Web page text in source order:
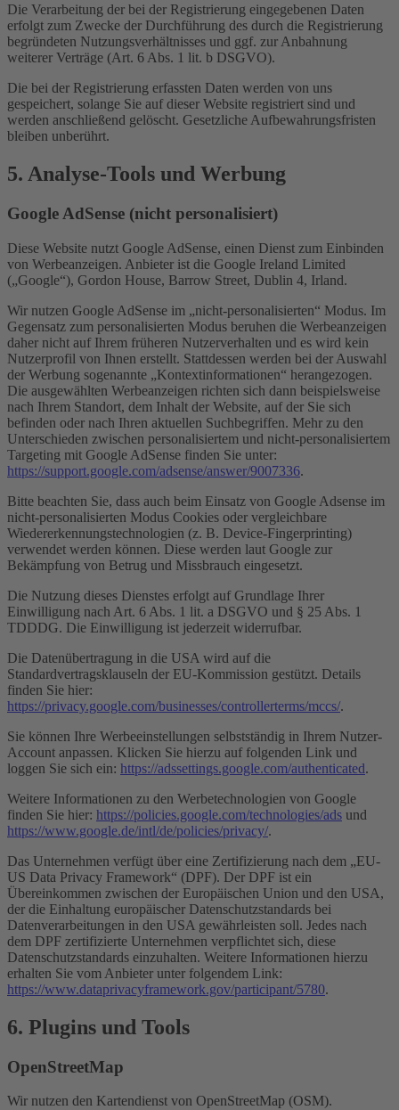
Die Verarbeitung der bei der Registrierung eingegebenen Daten
erfolgt zum Zwecke der Durchführung des durch die Registrierung
begründeten Nutzungsverhältnisses und ggf. zur Anbahnung
weiterer Verträge (Art. 6 Abs. 1 lit. b DSGVO).
Die bei der Registrierung erfassten Daten werden von uns
gespeichert, solange Sie auf dieser Website registriert sind und
werden anschließend gelöscht. Gesetzliche Aufbewahrungsfristen
bleiben unberührt.
5. Analyse-Tools und Werbung
Google AdSense (nicht personalisiert)
Diese Website nutzt Google AdSense, einen Dienst zum Einbinden
von Werbeanzeigen. Anbieter ist die Google Ireland Limited
(„Google“), Gordon House, Barrow Street, Dublin 4, Irland.
Wir nutzen Google AdSense im „nicht-personalisierten“ Modus. Im
Gegensatz zum personalisierten Modus beruhen die Werbeanzeigen
daher nicht auf Ihrem früheren Nutzerverhalten und es wird kein
Nutzerprofil von Ihnen erstellt. Stattdessen werden bei der Auswahl
der Werbung sogenannte „Kontextinformationen“ herangezogen.
Die ausgewählten Werbeanzeigen richten sich dann beispielsweise
nach Ihrem Standort, dem Inhalt der Website, auf der Sie sich
befinden oder nach Ihren aktuellen Suchbegriffen. Mehr zu den
Unterschieden zwischen personalisiertem und nicht-personalisiertem
Targeting mit Google AdSense finden Sie unter:
https://support.google.com/adsense/answer/9007336.
Bitte beachten Sie, dass auch beim Einsatz von Google Adsense im
nicht-personalisierten Modus Cookies oder vergleichbare
Wiedererkennungstechnologien (z. B. Device-Fingerprinting)
verwendet werden können. Diese werden laut Google zur
Bekämpfung von Betrug und Missbrauch eingesetzt.
Die Nutzung dieses Dienstes erfolgt auf Grundlage Ihrer
Einwilligung nach Art. 6 Abs. 1 lit. a DSGVO und § 25 Abs. 1
TDDDG. Die Einwilligung ist jederzeit widerrufbar.
Die Datenübertragung in die USA wird auf die
Standardvertragsklauseln der EU-Kommission gestützt. Details
finden Sie hier:
https://privacy.google.com/businesses/controllerterms/mccs/.
Sie können Ihre Werbeeinstellungen selbstständig in Ihrem Nutzer-
Account anpassen. Klicken Sie hierzu auf folgenden Link und
loggen Sie sich ein: https://adssettings.google.com/authenticated.
Weitere Informationen zu den Werbetechnologien von Google
finden Sie hier: https://policies.google.com/technologies/ads und
https://www.google.de/intl/de/policies/privacy/.
Das Unternehmen verfügt über eine Zertifizierung nach dem „EU-
US Data Privacy Framework“ (DPF). Der DPF ist ein
Übereinkommen zwischen der Europäischen Union und den USA,
der die Einhaltung europäischer Datenschutzstandards bei
Datenverarbeitungen in den USA gewährleisten soll. Jedes nach
dem DPF zertifizierte Unternehmen verpflichtet sich, diese
Datenschutzstandards einzuhalten. Weitere Informationen hierzu
erhalten Sie vom Anbieter unter folgendem Link:
https://www.dataprivacyframework.gov/participant/5780.
6. Plugins und Tools
OpenStreetMap
Wir nutzen den Kartendienst von OpenStreetMap (OSM).